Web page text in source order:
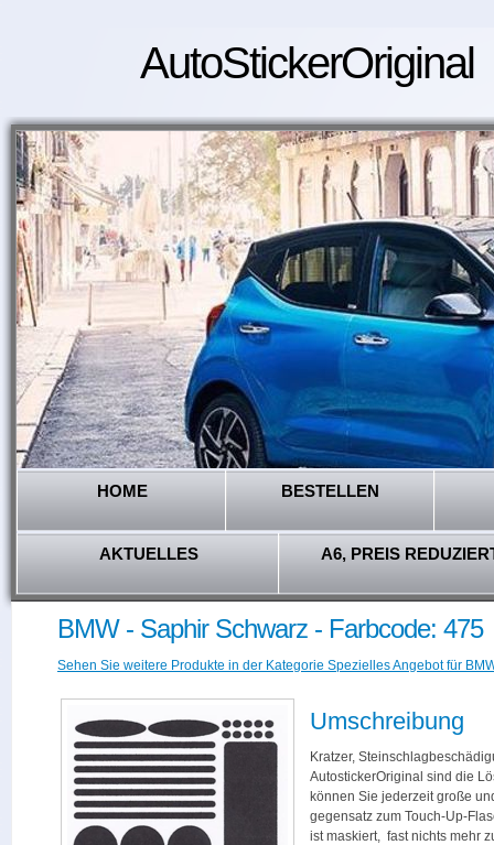
AutoStickerOriginal
HOME BESTELLEN
AKTUELLES A6, PREIS
BMW - Saphir Schwarz - Farbcode: 475
Sehen Sie weitere Produkte in der Kategorie Spezielles Angebot für
Umschreibung
Kratzer,
AutostickerOriginal sind die
können Sie jederzeit große
gegensatz zum Touch-Up-
ist maskiert, fast nichts mehr